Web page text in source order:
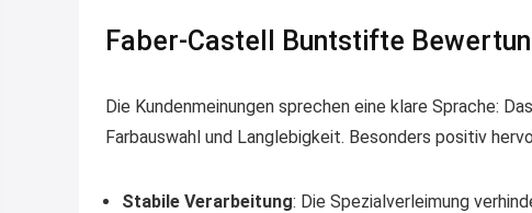
Faber-Castell Buntstifte
Die Kundenmeinungen sprechen eine klare Sprache:
Farbauswahl und Langlebigkeit. Besonders positiv
Stabile Verarbeitung: Die Spezialverleimung